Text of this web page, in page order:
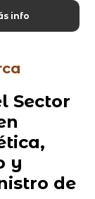
info
Sector
y
de